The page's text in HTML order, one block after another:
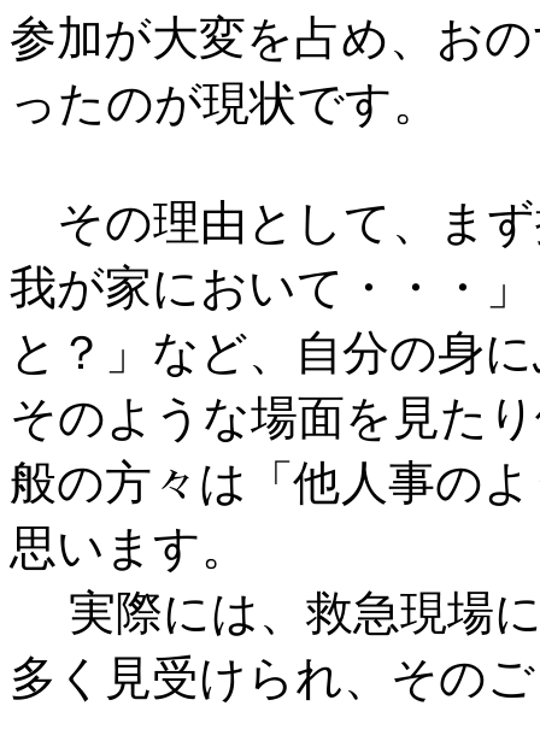
参加が大変を占め、お
ったのが現状です。
その理由として、ま
我が家において・・・
と？」など、自分の身
そのような場面を見た
般の方々は「他人事の
思います。
実際には、救急現場
多く見受けられ、その